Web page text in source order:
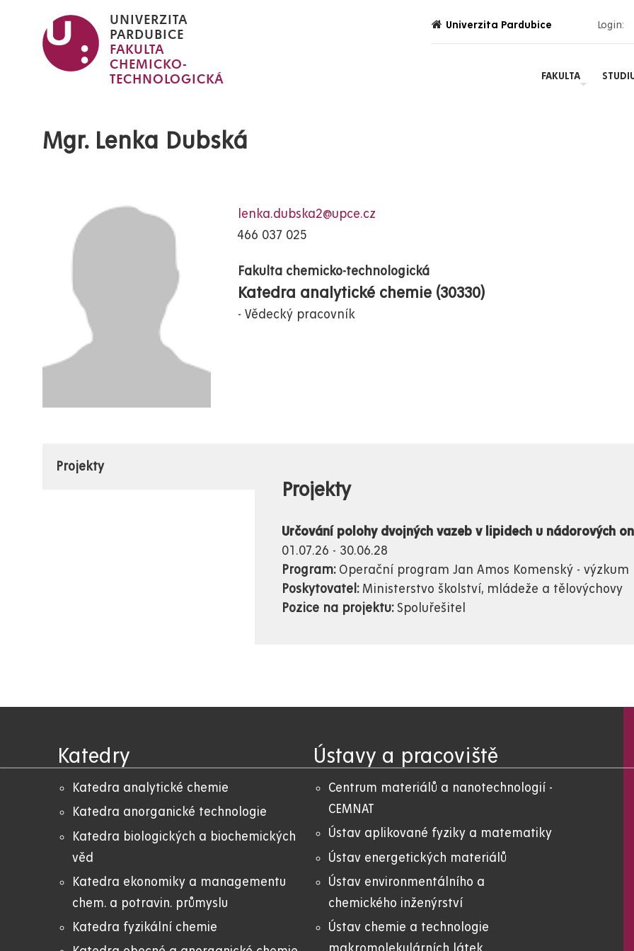
hlavnímu
UNIVERZITA
PARDUBICE
FAKULTA
CHEMICKO-
TECHNOLOGICKÁ
Univerzita Pardubice Login:
FAKULTA
Mgr. Lenka Dubská
lenka.dubska2@upce.cz
466 037 025
Fakulta chemicko-technologická
Katedra analytické chemie (30330)
Vědecký pracovník
Projekty
Projekty
Určování polohy dvojných vazeb v lipidech u nádorových
01.07.26 - 30.06.28
Program: Operační program Jan Amos Komenský - výzkum
Poskytovatel: Ministerstvo školství, mládeže a tělovýchovy
Pozice na projektu: Spoluřešitel
Katedry
Katedra analytické chemie
Katedra anorganické technologie
Katedra biologických a biochemických
věd
Katedra ekonomiky a managementu
chem. a potravin. průmyslu
Katedra fyzikální chemie
Ústavy a pracoviště
Centrum materiálů a nanotechnologií -
CEMNAT
Ústav aplikované fyziky a matematiky
Ústav energetických materiálů
Ústav environmentálního a
chemického inženýrství
Ústav chemie a technologie